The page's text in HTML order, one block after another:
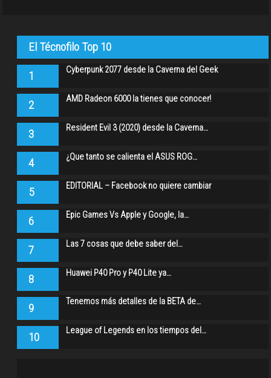
El Técnofilo Top 10
1 Cyberpunk 2077 desde la Caverna del Geek
2 AMD Radeon 6000 la tienes que conocer!
3 Resident Evil 3 (2020) desde la Caverna…
4 ¿Que tanto se calienta el ASUS ROG…
5 EDITORIAL – Facebook no quiere cambiar
6 Epic Games Vs Apple y Google, la…
7 Las 7 cosas que debe saber del…
8 Huawei P40 Pro y P40 Lite ya…
9 Tenemos más detalles de la BETA de…
10 League of Legends en los tiempos del…